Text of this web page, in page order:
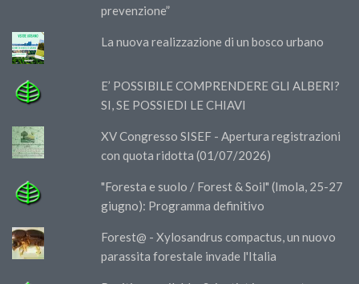
prevenzione”
La nuova realizzazione di un bosco urbano
E’ POSSIBILE COMPRENDERE GLI ALBERI?
SI, SE POSSIEDI LE CHIAVI
XV Congresso SISEF - Apertura registrazioni
con quota ridotta (01/07/2026)
"Foresta e suolo / Forest & Soil" (Imola, 25-27
giugno): Programma definitivo
Forest@ - Xylosandrus compactus, un nuovo
parassita forestale invade l'Italia